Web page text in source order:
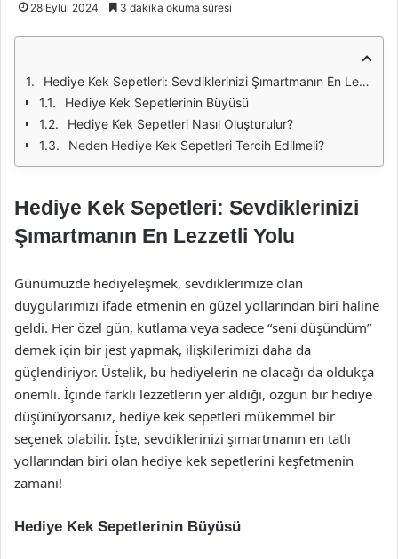
28 Eylül 2024 3 dakika okuma süresi
Hediye Kek Sepetleri: Sevdiklerinizi Şımartmanın En Lezzetli Yolu
Hediye Kek Sepetlerinin Büyüsü
Hediye Kek Sepetleri Nasıl Oluşturulur?
Neden Hediye Kek Sepetleri Tercih Edilmeli?
Hediye Kek Sepetleri: Sevdiklerinizi
Şımartmanın En Lezzetli Yolu
Günümüzde hediyeleşmek, sevdiklerimize olan
duygularımızı ifade etmenin en güzel yollarından biri haline
geldi. Her özel gün, kutlama veya sadece “seni düşündüm”
demek için bir jest yapmak, ilişkilerimizi daha da
güçlendiriyor. Üstelik, bu hediyelerin ne olacağı da oldukça
önemli. İçinde farklı lezzetlerin yer aldığı, özgün bir hediye
düşünüyorsanız, hediye kek sepetleri mükemmel bir
seçenek olabilir. İşte, sevdiklerinizi şımartmanın en tatlı
yollarından biri olan hediye kek sepetlerini keşfetmenin
zamanı!
Hediye Kek Sepetlerinin Büyüsü